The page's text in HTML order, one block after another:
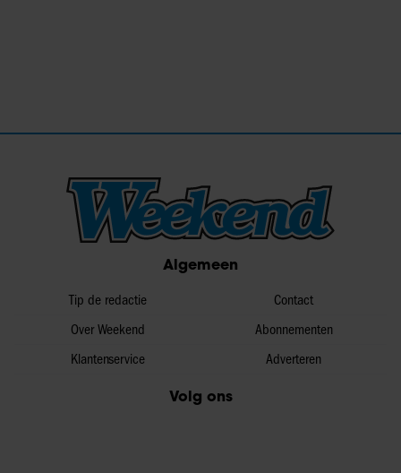
Algemeen
Tip de redactie
Over Weekend
Klantenservice
Contact
Abonnementen
Adverteren
Volg ons